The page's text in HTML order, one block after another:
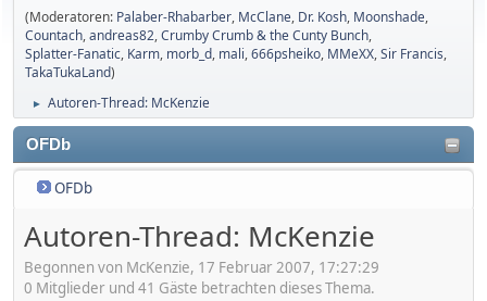
(Moderatoren: Palaber-Rhabarber, McClane, Dr. Kosh, Moonshade,
Countach,andreas82,Crumby Crumb & the Cunty Bunch,
Splatter-Fanatic, Karm, morb_d, mali,666psheiko, MMeXX,Sir Francis,
TakaTukaLand)
► Autoren-Thread: McKenzie
OFDb
OFDb
Autoren-Thread: McKenzie
Begonnen von McKenzie, 17 Februar 2007, 17:27:29
0 Mitglieder und 41 Gäste betrachten dieses Thema.